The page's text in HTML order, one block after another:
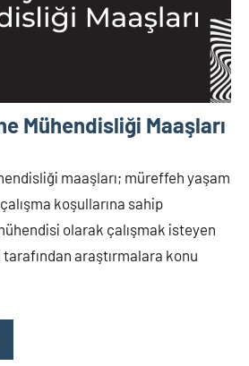
Mühendisliği Maaşları
maaşları; müreffeh yaşam
koşullarına sahip
olarak çalışmak isteyen
araştırmalara konu